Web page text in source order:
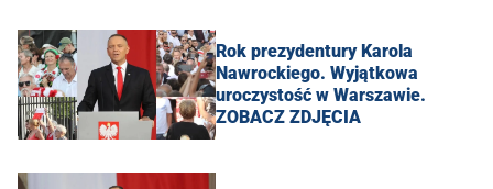
Rok prezydentury Karola
Nawrockiego. Wyjątkowa
uroczystość w Warszawie.
ZOBACZ ZDJĘCIA